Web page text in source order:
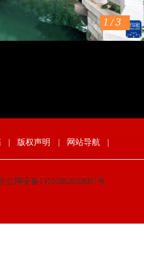
1 /3
| 版权声明 | 网站导航 |
公网安备11010802028087号